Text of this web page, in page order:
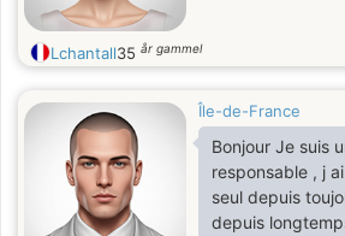
Lchantall35 år gammel
Île-de-France
Bonjour Je suis
responsable , j
seul depuis
depuis